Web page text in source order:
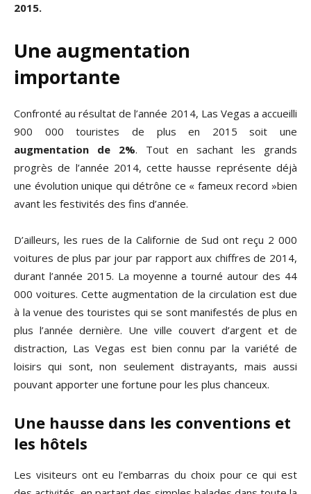
2015.
Une augmentation
importante
Confronté au résultat de l’année 2014, Las Vegas a accueilli
900 000 touristes de plus en 2015 soit une
augmentation de 2%. Tout en sachant les grands
progrès de l’année 2014, cette hausse représente déjà
une évolution unique qui détrône ce « fameux record »bien
avant les festivités des fins d’année.
D’ailleurs, les rues de la Californie de Sud ont reçu 2 000
voitures de plus par jour par rapport aux chiffres de 2014,
durant l’année 2015. La moyenne a tourné autour des 44
000 voitures. Cette augmentation de la circulation est due
à la venue des touristes qui se sont manifestés de plus en
plus l’année dernière. Une ville couvert d’argent et de
distraction, Las Vegas est bien connu par la variété de
loisirs qui sont, non seulement distrayants, mais aussi
pouvant apporter une fortune pour les plus chanceux.
Une hausse dans les conventions et
les hôtels
Les visiteurs ont eu l’embarras du choix pour ce qui est